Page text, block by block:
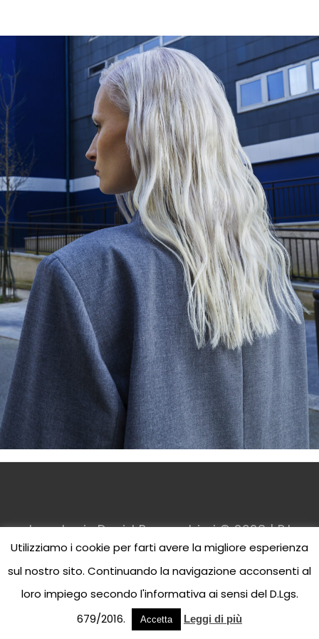
Jean Louis David Parrucchieri © 2023 | P.I.
00 295730170
Utilizziamo i cookie per farti avere la migliore esperienza
sul nostro sito. Continuando la navigazione acconsenti al
loro impiego secondo l'informativa ai sensi del D.Lgs.
679/2016.
Accetta Leggi di più